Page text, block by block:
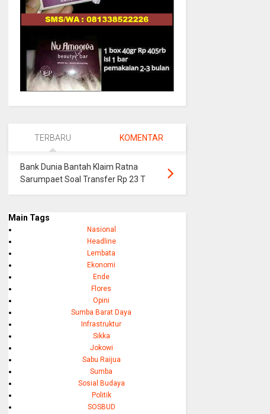
TERBARU KOMENTAR
Bank Dunia Bantah Klaim Ratna
Sarumpaet Soal Transfer Rp 23 T
Main Tags
Nasional
Headline
Lembata
Ekonomi
Ende
Flores
Opini
Sumba Barat Daya
Infrastruktur
Sikka
Jokowi
Sabu Raijua
Sumba
Sosial Budaya
Politik
SOSBUD